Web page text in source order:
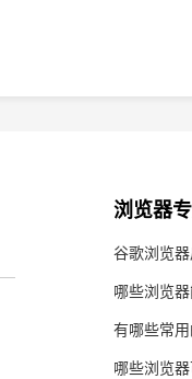
浏览器
谷歌浏览器
哪些浏览
有哪些常
哪些浏览